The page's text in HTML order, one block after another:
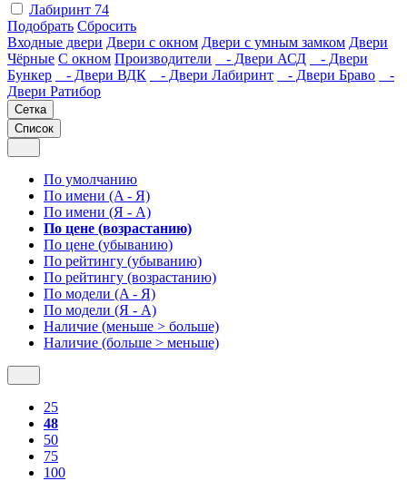
Лабиринт 74
Подобрать Сбросить
Входные двери Двери с окном Двери с умным замком Двери
Чёрные C окном Производители - Двери АСД
- Двери
Бункер
- Двери ВДК - Двери Лабиринт - Двери Браво
-
Двери Ратибор
Сетка
Список
По умолчанию
По имени (A - Я)
По имени (Я - A)
По цене (возрастанию)
По цене (убыванию)
По рейтингу (убыванию)
По рейтингу (возрастанию)
По модели (A - Я)
По модели (Я - A)
Наличие (меньше > больше)
Наличие (больше > меньше)
25
48
50
75
100